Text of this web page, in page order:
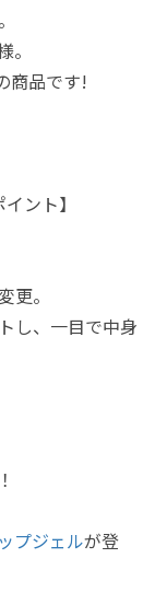
商品です!
ント】
更。
し、一目で中身
プジェルが登